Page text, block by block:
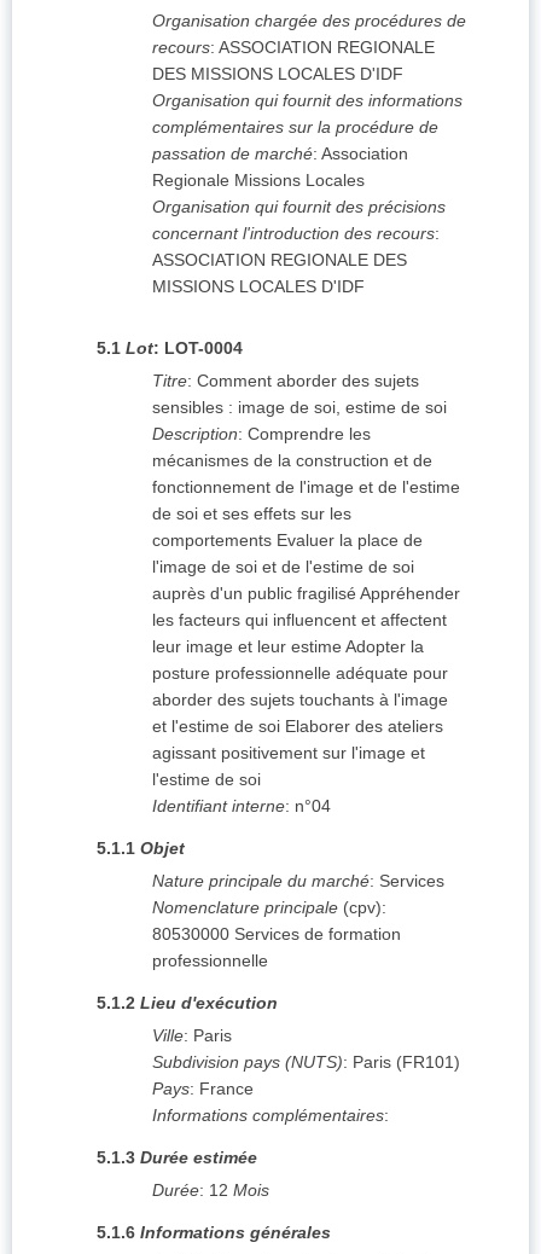
Organisation chargée des procédures de
recours: ASSOCIATION REGIONALE
DES MISSIONS LOCALES D'IDF
Organisation qui fournit des informations
complémentaires sur la procédure de
passation de marché: Association
Regionale Missions Locales
Organisation qui fournit des précisions
concernant l'introduction des recours:
ASSOCIATION REGIONALE DES
MISSIONS LOCALES D'IDF
5.1 Lot: LOT-0004
Titre: Comment aborder des sujets
sensibles : image de soi, estime de soi
Description: Comprendre les
mécanismes de la construction et de
fonctionnement de l'image et de l'estime
de soi et ses effets sur les
comportements Evaluer la place de
l'image de soi et de l'estime de soi
auprès d'un public fragilisé Appréhender
les facteurs qui influencent et affectent
leur image et leur estime Adopter la
posture professionnelle adéquate pour
aborder des sujets touchants à l'image
et l'estime de soi Elaborer des ateliers
agissant positivement sur l'image et
l'estime de soi
Identifiant interne: n°04
5.1.1 Objet
Nature principale du marché: Services
Nomenclature principale (cpv):
80530000 Services de formation
professionnelle
5.1.2 Lieu d'exécution
Ville: Paris
Subdivision pays (NUTS): Paris (FR101)
Pays: France
Informations complémentaires:
5.1.3 Durée estimée
Durée: 12 Mois
5.1.6 Informations générales